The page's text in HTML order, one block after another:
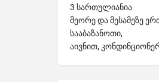
3 სართულიანია
მეორე და მესამეზე
სააბაზანოთი,
აივნით,